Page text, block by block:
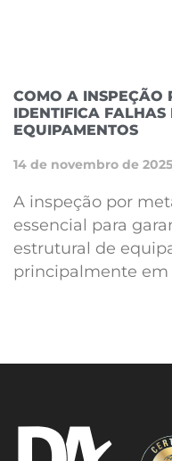
COMO A INSPEÇÃO
IDENTIFICA FALHAS
EQUIPAMENTOS
14 de novembro de 2025
A inspeção por
essencial para
estrutural de
principalmente em